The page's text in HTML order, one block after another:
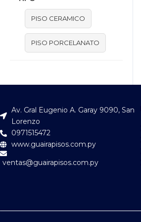
PISO CERAMICO
PISO PORCELANATO
Av. Gral Eugenio A. Garay 9090, San
Lorenzo
0971515472
www.guairapisos.com.py
ventas@guairapisos.com.py